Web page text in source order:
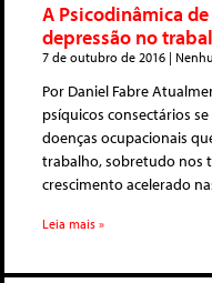
A Psicodinâmica
depressão no
7 de outubro de 2016
Por Daniel Fabre
psíquicos consectários
doenças ocupacionais
trabalho, sobretudo nos
crescimento acelerado
Leia mais »